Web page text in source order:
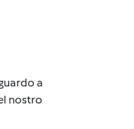
a
nostro